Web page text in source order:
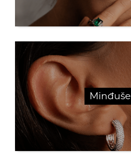
Poklon za sve prilike
Minđuše